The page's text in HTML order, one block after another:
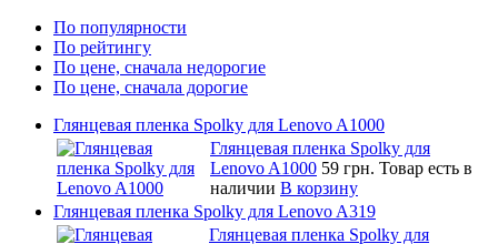
По популярности
По рейтингу
По цене, сначала недорогие
По цене, сначала дорогие
Глянцевая пленка Spolky для Lenovo A1000
Глянцевая пленка Spolky для
Lenovo A1000 59 грн. Товар есть в
наличии В корзину
Глянцевая пленка Spolky для Lenovo A319
Глянцевая пленка Spolky для